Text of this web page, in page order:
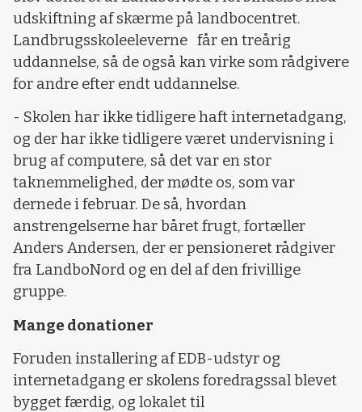
udskiftning af skærme på landbocentret.
Landbrugsskoleeleverne får en treårig
uddannelse, så de også kan virke som rådgivere
for andre efter endt uddannelse.
- Skolen har ikke tidligere haft internetadgang,
og der har ikke tidligere været undervisning i
brug af computere, så det var en stor
taknemmelighed, der mødte os, som var
dernede i februar. De så, hvordan
anstrengelserne har båret frugt, fortæller
Anders Andersen, der er pensioneret rådgiver
fra LandboNord og en del af den frivillige
gruppe.
Mange donationer
Foruden installering af EDB-udstyr og
internetadgang er skolens foredragssal blevet
bygget færdig, og lokalet til